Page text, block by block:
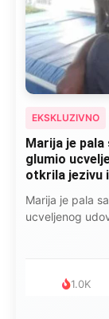
EKSKLUZIVNO
Marija je
glumio
otkrila jezivu
Marija je pala
ucveljenog
1.0K